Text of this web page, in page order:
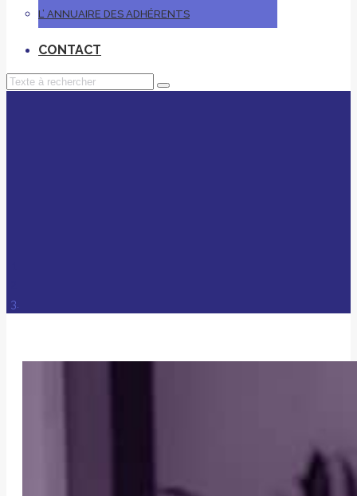
L’ ANNUAIRE DES ADHÉRENTS
CONTACT